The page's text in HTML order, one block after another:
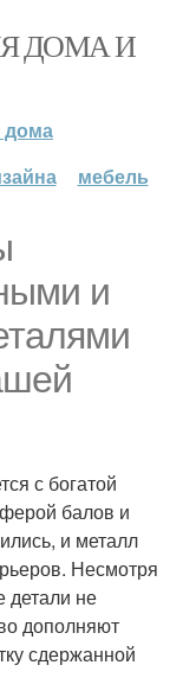
ДОМА И
дома
мебель
и
с богатой
балов и
и металл
Несмотря
детали не
дополняют
сдержанной